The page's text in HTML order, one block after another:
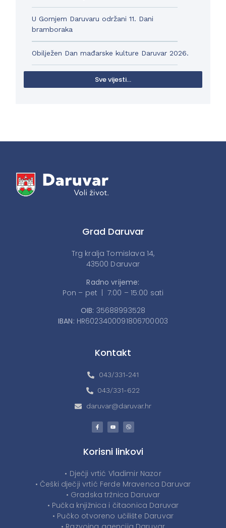
U Gornjem Daruvaru održani 11. Dani
bramboraka
Obilježen Dan mađarske kulture Daruvar 2026.
Sve vijesti...
Grad Daruvar
Trg kralja Tomislava 14,
43500 Daruvar
Radno vrijeme:
Pon – pet | 7:00 – 15:00 sati
OIB: 35688993528
IBAN: HR6023400091806700003
Kontakt
043/331-241
043/331-622
daruvar@daruvar.hr
Korisni linkovi
• Dječji vrtić Vladimir Nazor
• Češki dječji vrtić Ferde Mravenca Daruvar
• Gradska tržnica Daruvar
• Pučka knjižnica i čitaonica Daruvar
• Pučko otvoreno učilište Daruvar